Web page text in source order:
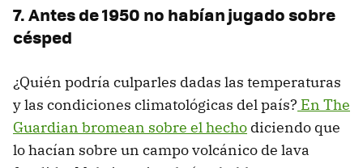
7. Antes de 1950 no habían jugado sobre
césped
¿Quién podría culparles dadas las temperaturas
y las condiciones climatológicas del país? En The
Guardian bromean sobre el hecho diciendo que
lo hacían sobre un campo volcánico de lava